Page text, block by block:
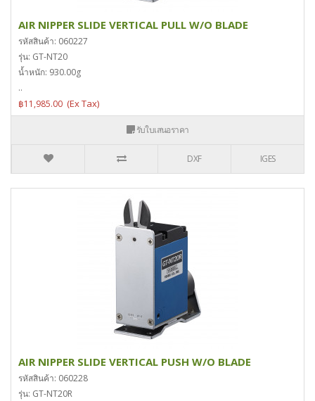
AIR NIPPER SLIDE VERTICAL PULL W/O BLADE
รหัสสินค้า: 060227
รุ่น: GT-NT20
น้ำหนัก: 930.00g
..
฿11,985.00
รับใบเสนอราคา
DXF IGES
AIR NIPPER SLIDE VERTICAL PUSH W/O BLADE
รหัสสินค้า: 060228
รุ่น: GT-NT20R